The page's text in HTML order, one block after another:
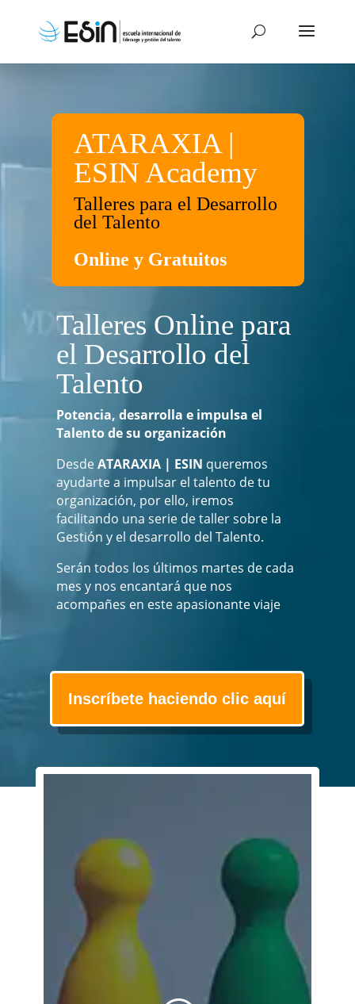
ATARAXIA |
ESIN Academy
Talleres para el Desarrollo
del Talento
Online y Gratuitos
Talleres Online para
el Desarrollo del
Talento
Potencia, desarrolla e impulsa el
Talento de su organización
DesdeATARAXIA | ESIN queremos
ayudarte a impulsar el talento de tu
organización, por ello, iremos
facilitando una serie de taller sobre la
Gestión y el desarrollo del Talento.
Serán todos los últimos martes de cada
mes y nos encantará que nos
acompañes en este apasionante viaje
Inscríbete haciendo clic aquí